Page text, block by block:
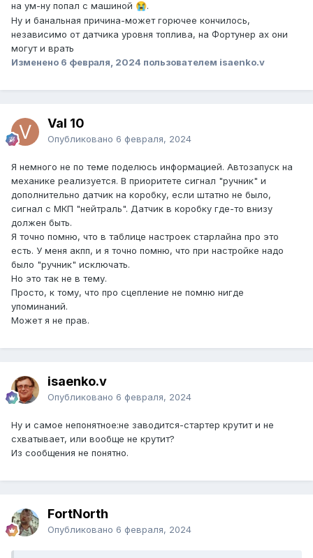
на ум-ну попал с машиной 😭.
Ну и банальная причина-может горючее кончилось,
независимо от датчика уровня топлива, на Фортунер ах они
могут и врать
Изменено 6 февраля, 2024 пользователем isaenko.v
Val 10
Опубликовано 6 февраля, 2024
Я немного не по теме поделюсь информацией. Автозапуск на
механике реализуется. В приоритете сигнал "ручник" и
дополнительно датчик на коробку, если штатно не было,
сигнал с МКП "нейтраль". Датчик в коробку где-то внизу
должен быть.
Я точно помню, что в таблице настроек старлайна про это
есть. У меня акпп, и я точно помню, что при настройке надо
было "ручник" исключать.
Но это так не в тему.
Просто, к тому, что про сцепление не помню нигде
упоминаний.
Может я не прав.
isaenko.v
Опубликовано 6 февраля, 2024
Ну и самое непонятное:не заводится-стартер крутит и не
схватывает, или вообще не крутит?
Из сообщения не понятно.
FоrtNorth
Опубликовано 6 февраля, 2024